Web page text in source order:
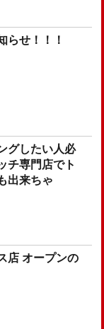
らせ！！！
グしたい人必
チ専門店でト
出来ちゃ
店 オープンの